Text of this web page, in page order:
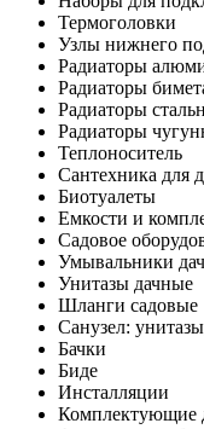
Термоголовки
Узлы нижнего
Радиаторы
Радиаторы
Радиаторы
Радиаторы
Теплоноситель
Сантехника для
Биотуалеты
Емкости и
Садовое
Умывальники
Унитазы дачные
Шланги садовые
Санузел:
Бачки
Биде
Инсталляции
Комплектующие